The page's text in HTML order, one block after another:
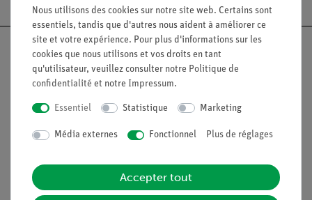
Nach oben
Légal
Contact
Conditions générales de vente
Nous utilisons des cookies sur notre site web. Certains sont
essentiels, tandis que d'autres nous aident à améliorer ce
site et votre expérience. Pour plus d'informations sur les
cookies que nous utilisons et vos droits en tant
qu'utilisateur, veuillez consulter notre Politique de
confidentialité et notre Impressum.
Essentiel Statistique Marketing
Média externes Fonctionnel Plus de réglages
Accepter tout